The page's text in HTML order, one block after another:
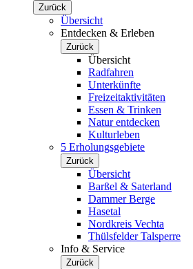
Zurück
Übersicht
Entdecken & Erleben
Zurück
Übersicht
Radfahren
Unterkünfte
Freizeitaktivitäten
Essen & Trinken
Natur entdecken
Kulturleben
5 Erholungsgebiete
Zurück
Übersicht
Barßel & Saterland
Dammer Berge
Hasetal
Nordkreis Vechta
Thülsfelder Talsperre
Info & Service
Zurück